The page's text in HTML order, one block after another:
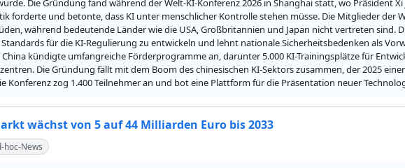
Die Gründung fand während der Welt-KI-Konferenz 2026 in Shanghai statt, wo Präsident
forderte und betonte, dass KI unter menschlicher Kontrolle stehen müsse. Die Mitglieder der
während bedeutende Länder wie die USA, Großbritannien und Japan nicht vertreten sind.
für die KI-Regulierung zu entwickeln und lehnt nationale Sicherheitsbedenken als
kündigte umfangreiche Förderprogramme an, darunter 5.000 KI-Trainingsplätze für
Die Gründung fällt mit dem Boom des chinesischen KI-Sektors zusammen, der 2025
Konferenz zog 1.400 Teilnehmer an und bot eine Plattform für die Präsentation neuer
wächst von 5 auf 44 Milliarden Euro bis 2033
hoc-News